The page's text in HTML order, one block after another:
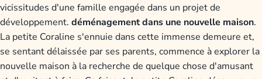
vicissitudes d'une famille engagée dans un projet de
développement. déménagement dans une nouvelle maison.
La petite Coraline s'ennuie dans cette immense demeure et,
se sentant délaissée par ses parents, commence à explorer la
nouvelle maison à la recherche de quelque chose d'amusant